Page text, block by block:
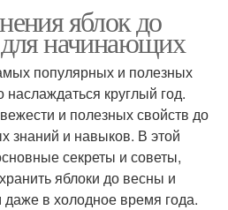
яблок до
начинающих
популярных и полезных
круглый год.
и полезных свойств до
знаний и навыков. В этой
секреты и советы,
яблоки до весны и
даже в холодное время года.